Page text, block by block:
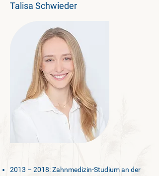
Talisa Schwieder
2013 – 2018: Zahnmedizin-Studium an der